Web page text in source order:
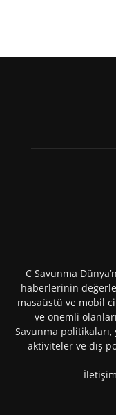
C Savunma
haberlerinin
masaüstü ve mobil
ve önemli
Savunma
aktiviteler ve dış